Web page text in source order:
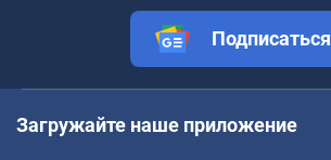
Подписаться
Загружайте наше приложение